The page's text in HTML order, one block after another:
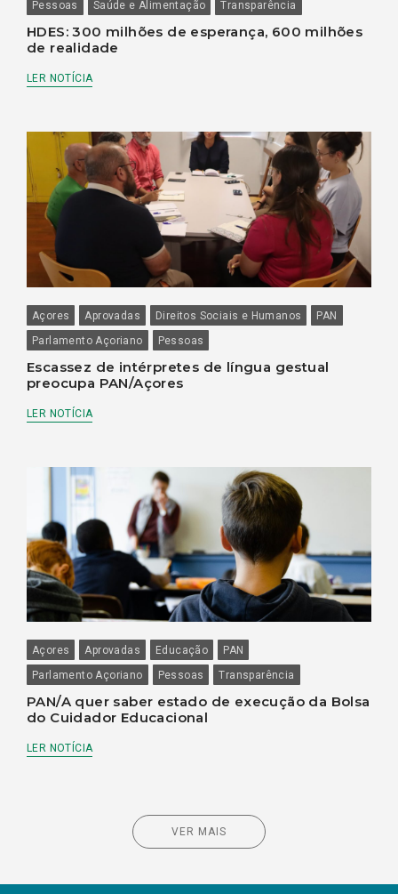
Pessoas Saúde e Alimentação Transparência
HDES: 300 milhões de esperança, 600 milhões
de realidade
LER NOTÍCIA
Açores Aprovadas Direitos Sociais e Humanos
PAN
Parlamento Açoriano
Pessoas
Escassez de intérpretes de língua gestual
preocupa PAN/Açores
LER NOTÍCIA
Açores Aprovadas Educação
PAN
Parlamento Açoriano
Pessoas Transparência
PAN/A quer saber estado de execução da Bolsa
do Cuidador Educacional
LER NOTÍCIA
VER MAIS